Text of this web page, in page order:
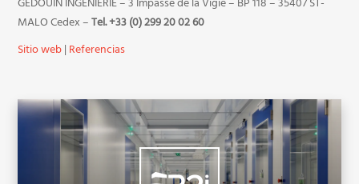
MALO Cedex –Tel. +33 (0) 299 20 02 60
Sitio web| Referencias